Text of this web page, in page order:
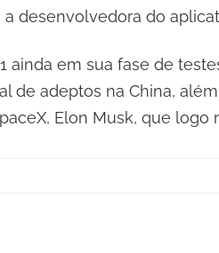
desenvolvedora do
em sua fase de
de adeptos na China,
Elon Musk, que